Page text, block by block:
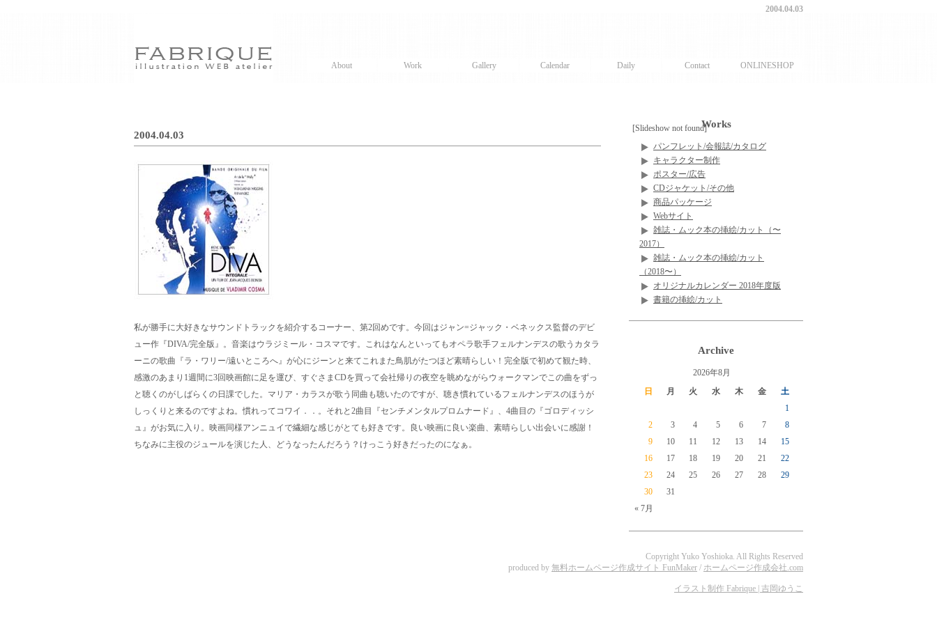
2004.04.03
About Work Gallery Calendar Daily Contact ONLINESHOP
2004.04.03
私が勝手に大好きなサウンドトラックを紹介するコーナー、第2回めです。今回はジャン=ジャック・ベネックス監督のデビ
ュー作『DIVA/完全版』。音楽はウラジミール・コスマです。これはなんといってもオペラ歌手フェルナンデスの歌うカタラ
ーニの歌曲『ラ・ワリー/遠いところへ』が心にジーンと来てこれまた鳥肌がたつほど素晴らしい！完全版で初めて観た時、
感激のあまり1週間に3回映画館に足を運び、すぐさまCDを買って会社帰りの夜空を眺めながらウォークマンでこの曲をずっ
と聴くのがしばらくの日課でした。マリア・カラスが歌う同曲も聴いたのですが、聴き慣れているフェルナンデスのほうが
しっくりと来るのですよね。慣れってコワイ．．。それと2曲目『センチメンタルプロムナード』、4曲目の『ゴロディッシ
ュ』がお気に入り。映画同様アンニュイで繊細な感じがとても好きです。良い映画に良い楽曲、素晴らしい出会いに感謝！
ちなみに主役のジュールを演じた人、どうなったんだろう？けっこう好きだったのになぁ。
[Slideshow not found]Works
パンフレット/会報誌/カタログ
キャラクター制作
ポスター/広告
CDジャケット/その他
商品パッケージ
Webサイト
雑誌・ムック本の挿絵/カット（〜
2017）
雑誌・ムック本の挿絵/カット
（2018〜）
オリジナルカレンダー 2018年度版
書籍の挿絵/カット
Archive
2026年8月
日
月 火 水 木 金 土
« 7月
1
2
3 4 5 6 7
8
9
10 11 12 13 14
15
16
17 18 19 20 21
22
23
24 25 26 27 28
29
30
31
Copyright Yuko Yoshioka. All Rights Reserved
produced by 無料ホームページ作成サイト FunMaker / ホームページ作成会社.com
イラスト制作 Fabrique | 吉岡ゆうこ